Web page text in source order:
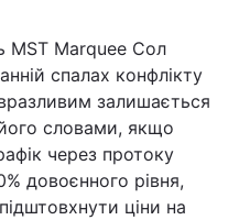
MST Marquee Сол
спалах конфлікту
залишається
словами, якщо
через протоку
довоєнного рівня,
ціни на